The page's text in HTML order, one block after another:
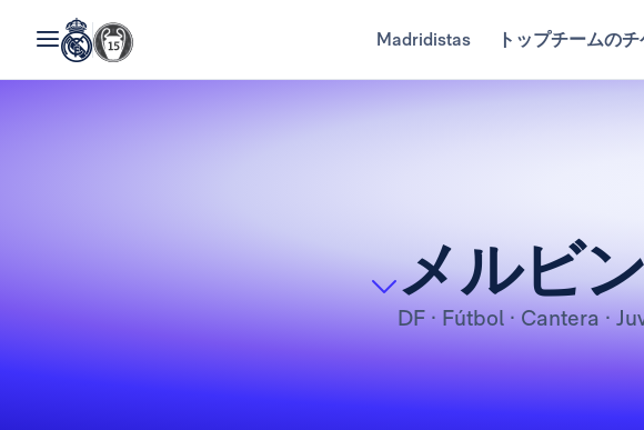
Madridistas トップチームのチ
メルビ
DF · Fútbol · Cantera ·